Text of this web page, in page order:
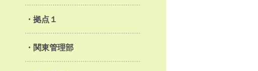
拠点１
関東管理部